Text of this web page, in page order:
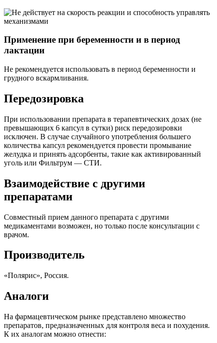
Применение при беременности и в период
лактации
Не рекомендуется использовать в период беременности и
грудного вскармливания.
Передозировка
При использовании препарата в терапевтических дозах (не
превышающих 6 капсул в сутки) риск передозировки
исключен. В случае случайного употребления большего
количества капсул рекомендуется провести промывание
желудка и принять адсорбенты, такие как активированный
уголь или Фильтрум — СТИ.
Взаимодействие с другими
препаратами
Совместный прием данного препарата с другими
медикаментами возможен, но только после консультации с
врачом.
Производитель
«Полярис», Россия.
Аналоги
На фармацевтическом рынке представлено множество
препаратов, предназначенных для контроля веса и похудения.
К их аналогам можно отнести: